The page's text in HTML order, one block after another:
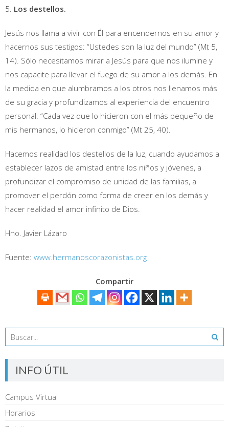
5. Los destellos.
Jesús nos llama a vivir con Él para encendernos en su amor y
hacernos sus testigos: “Ustedes son la luz del mundo” (Mt 5,
14). Sólo necesitamos mirar a Jesús para que nos ilumine y
nos capacite para llevar el fuego de su amor a los demás. En
la medida en que alumbramos a los otros nos llenamos más
de su gracia y profundizamos al experiencia del encuentro
personal: “Cada vez que lo hicieron con el más pequeño de
mis hermanos, lo hicieron conmigo” (Mt 25, 40).
Hacemos realidad los destellos de la luz, cuando ayudamos a
establecer lazos de amistad entre los niños y jóvenes, a
profundizar el compromiso de unidad de las familias, a
promover el perdón como forma de creer en los demás y
hacer realidad el amor infinito de Dios.
Hno. Javier Lázaro
Fuente: www.hermanoscorazonistas.org
Compartir
INFO ÚTIL
Campus Virtual
Horarios